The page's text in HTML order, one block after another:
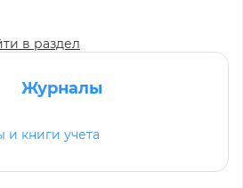
в раздел
Журналы
книги учета